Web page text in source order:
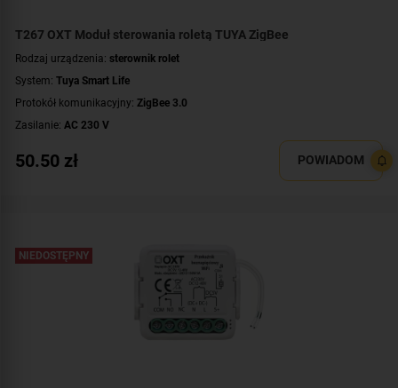
T267 OXT Moduł sterowania roletą TUYA ZigBee
Rodzaj urządzenia: sterownik rolet
System: Tuya Smart Life
Protokół komunikacyjny: ZigBee 3.0
Zasilanie: AC 230 V
50.50 zł POWIADOM
NIEDOSTĘPNY